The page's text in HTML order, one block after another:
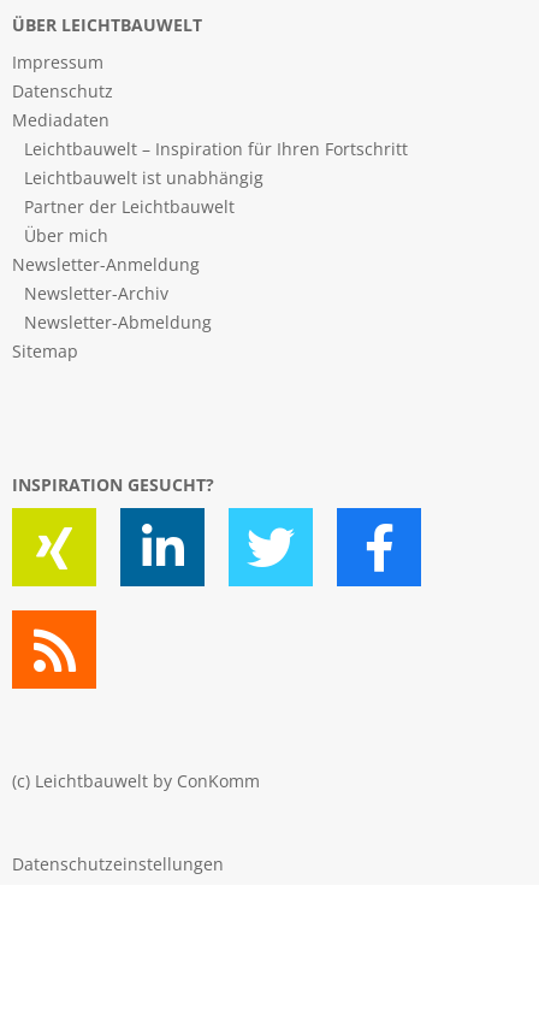
ÜBER LEICHTBAUWELT
Impressum
Datenschutz
Mediadaten
Leichtbauwelt – Inspiration für Ihren Fortschritt
Leichtbauwelt ist unabhängig
Partner der Leichtbauwelt
Über mich
Newsletter-Anmeldung
Newsletter-Archiv
Newsletter-Abmeldung
Sitemap
INSPIRATION GESUCHT?
(c) Leichtbauwelt by ConKomm
Datenschutzeinstellungen